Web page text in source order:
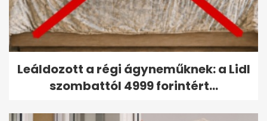
Leáldozott a régi ágyneműknek: a Lidl
szombattól 4999 forintért...